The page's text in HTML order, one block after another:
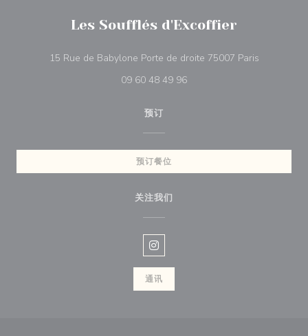
Les Soufflés d'Excoffier
15 Rue de Babylone Porte de droite 75007 Paris((在新窗口
09 60 48 49 96
预订
预订餐位
关注我们
Instagram ((在新窗口中打开))
通讯